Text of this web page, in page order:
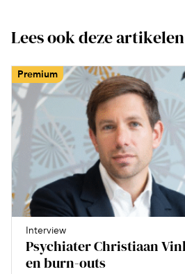
Lees ook deze artikelen
Premium
Interview
Psychiater Christiaan
en burn-outs